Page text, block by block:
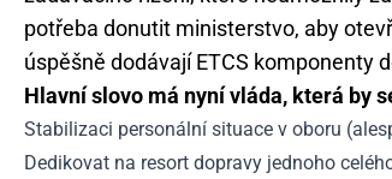
potřeba donutit ministerstvo, aby
úspěšně dodávají ETCS komponenty
Hlavní slovo má nyní vláda, která by
Stabilizaci personální situace v oboru
Dedikovat na resort dopravy jednoho